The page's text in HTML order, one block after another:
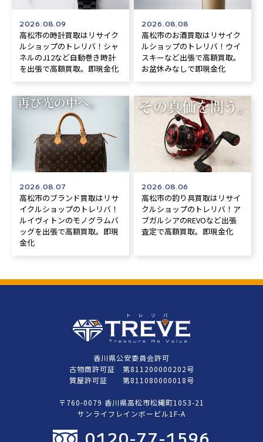
2026.08.09
高松市の時計買取はリサイク
ルショップのトレリバ！シャ
ネルのJ12など自動巻き時計
を出張で高額買取。即現金化
2026.08.08
高松市のお酒買取はリサイク
ルショップのトレリバ！ウイ
スキーなど出張で高額買取。
お盆休みなしで即現金化
2026.08.07
高松市のブランド買取はリサ
イクルショップのトレリバ！
ルイヴィトンのモノグラムバ
ッグを出張で高額買取。即現
金化
2026.08.06
高松市の釣り具買取はリサイ
クルショップのトレリバ！ア
ブガルシアのREVOなど出張
査定で高額買取。即現金化
香川県公安委員会許可
古物商許可証 第811200000202号
質屋許可証 第811080000018号
〒760-0079 香川県高松市松縄町1053-21
サンライフレインボービル1F-A
0120-77-1596